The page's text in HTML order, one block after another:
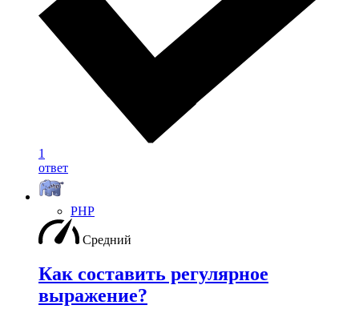
1
ответ
PHP
Средний
Как составить регулярное
выражение?